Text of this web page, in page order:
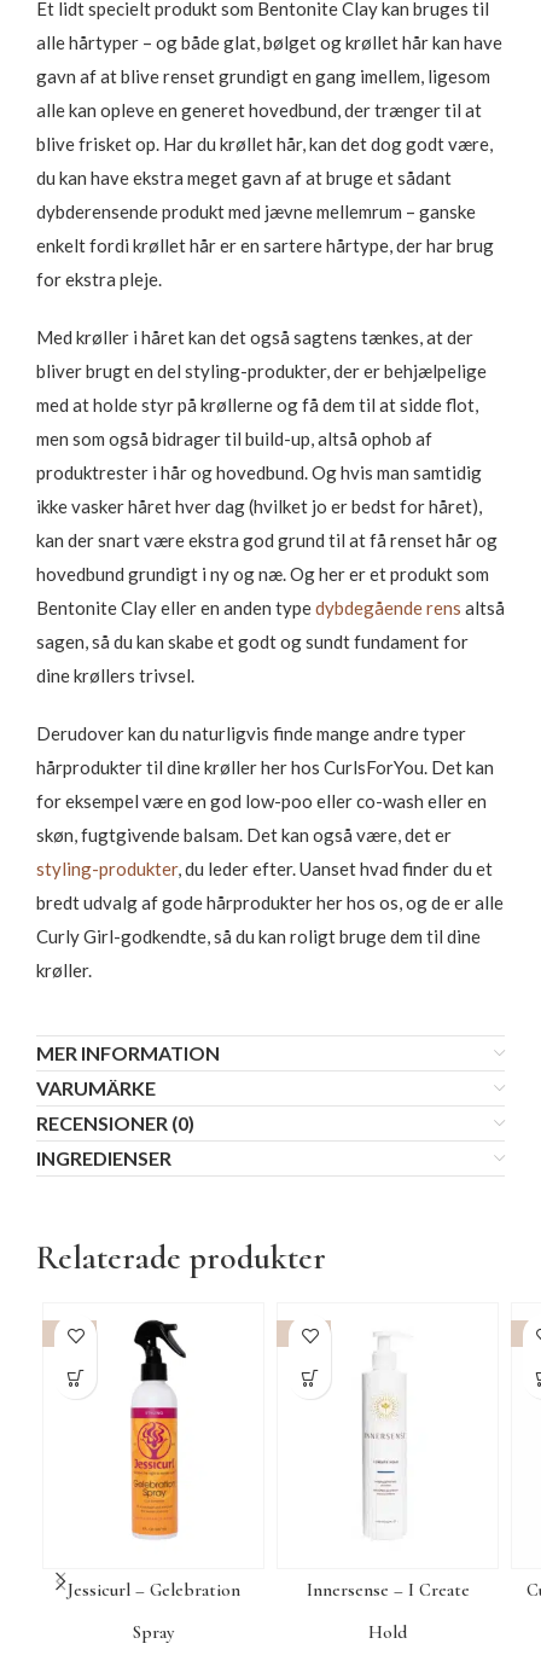
Et lidt specielt produkt som Bentonite Clay kan bruges til
alle hårtyper – og både glat, bølget og krøllet hår kan have
gavn af at blive renset grundigt en gang imellem, ligesom
alle kan opleve en generet hovedbund, der trænger til at
blive frisket op. Har du krøllet hår, kan det dog godt være,
du kan have ekstra meget gavn af at bruge et sådant
dybderensende produkt med jævne mellemrum – ganske
enkelt fordi krøllet hår er en sartere hårtype, der har brug
for ekstra pleje.
Med krøller i håret kan det også sagtens tænkes, at der
bliver brugt en del styling-produkter, der er behjælpelige
med at holde styr på krøllerne og få dem til at sidde flot,
men som også bidrager til build-up, altså ophob af
produktrester i hår og hovedbund. Og hvis man samtidig
ikke vasker håret hver dag (hvilket jo er bedst for håret),
kan der snart være ekstra god grund til at få renset hår og
hovedbund grundigt i ny og næ. Og her er et produkt som
Bentonite Clay eller en anden typedybdegående rens altså
sagen, så du kan skabe et godt og sundt fundament for
dine krøllers trivsel.
Derudover kan du naturligvis finde mange andre typer
hårprodukter til dine krøller her hos CurlsForYou. Det kan
for eksempel være en god low-poo eller co-wash eller en
skøn, fugtgivende balsam. Det kan også være, det er
styling-produkter, du leder efter. Uanset hvad finder du et
bredt udvalg af gode hårprodukter her hos os, og de er alle
Curly Girl-godkendte, så du kan roligt bruge dem til dine
krøller.
MER INFORMATION
VARUMÄRKE
RECENSIONER (0)
INGREDIENSER
Relaterade produkter
-15%
Jessicurl – Gelebration
Spray
-15%
Innersense – I Create
Hold
-